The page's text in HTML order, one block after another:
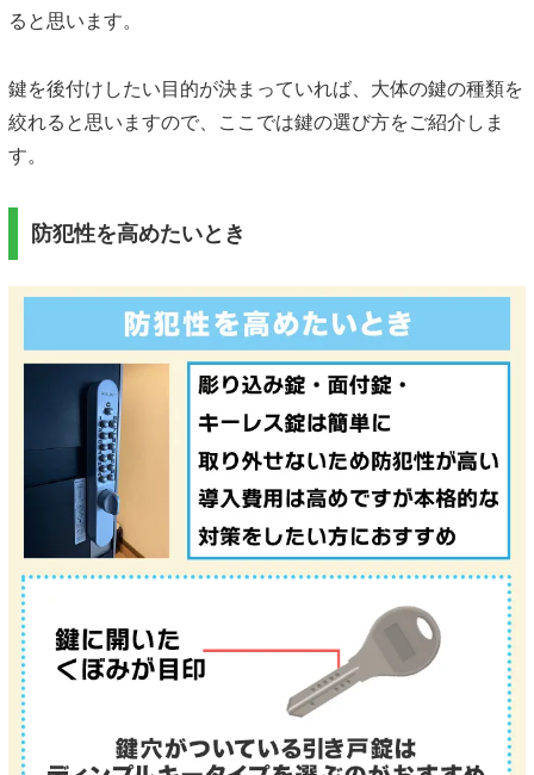
ると思います。
鍵を後付けしたい目的が決まっていれば、大体の鍵の種類を
絞れると思いますので、ここでは鍵の選び方をご紹介しま
す。
防犯性を高めたいとき